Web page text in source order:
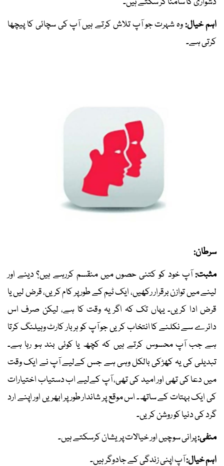
اہم خیال:وہ شہرت جو آپ تلاش کرتے ہیں آپ کی سچائی کا پیچھا
کرتی ہے۔
سرطان:
مثبت:آپ خود کو کتنی حصوں میں منقسم کررہے ہیں؟ دینے اور
لینے میں توازن برقرار رکھیں، ایک ٹیم کے طور پر کام کریں، قرض لیں یا
قرض ادا کریں۔ یہاں تک کہ اگر یہ وقت کا ہے، لیکن صرف اس
دائرے سے نکلنے کا انتخاب کریں جو آپ کو ہر بار کارٹ وہیلنگ کرتا
ہے جب آپ محسوس کرتے ہیں کہ کچھ یا کوئی بند ہو رہا ہے۔
تبدیلی کی یہ کھڑکی بالکل وہی ہے جس کےلیے آپ نے ایک وقت
میں دعا کی تھی اور امید کی تھی، آپ کےلیے اب دستیاب اختیارات
کی ایک بہتات کے ساتھ۔ اس موقع پر شاندار طور پر ابھریں اور اپنے ارد
گرد کی دنیا کو روشن کریں۔
منفی:پرانی سوچیں اور خیالات پریشان کرسکتے ہیں۔
اہم خیال:آپ اپنی زندگی کے جادوگر ہیں۔